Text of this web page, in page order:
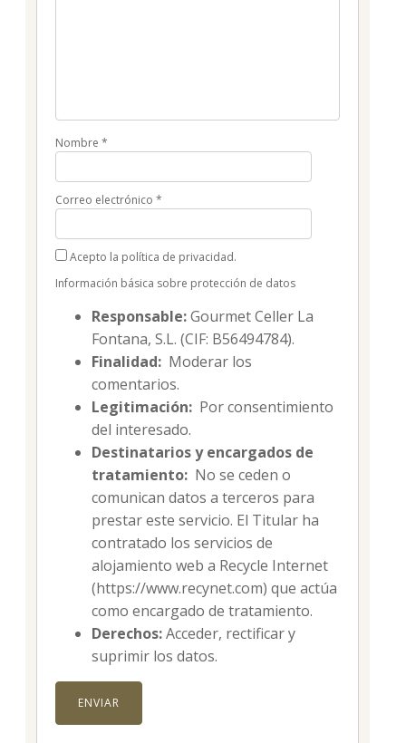
Nombre *
Correo electrónico *
Acepto la política de privacidad.
Información básica sobre protección de datos
Responsable:Gourmet Celler La
Fontana, S.L. (CIF: B56494784).
Finalidad: Moderar los
comentarios.
Legitimación: Por consentimiento
del interesado.
Destinatarios y encargados de
tratamiento: No se ceden o
comunican datos a terceros para
prestar este servicio. El Titular ha
contratado los servicios de
alojamiento web a Recycle Internet
(https://www.recynet.com) que actúa
como encargado de tratamiento.
Derechos:Acceder, rectificar y
suprimir los datos.